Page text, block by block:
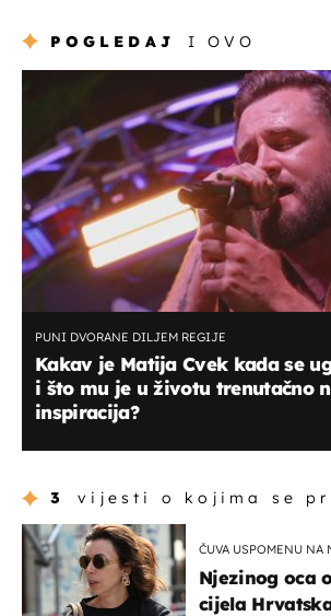
POGLEDAJ I OVO
PUNI DVORANE DILJEM REGIJE
Kakav je Matija Cvek kada se
i što mu je u životu trenutačno
inspiracija?
3 vijesti o kojima se
ČUVA USPOMENU NA
Njezinog oca
cijela